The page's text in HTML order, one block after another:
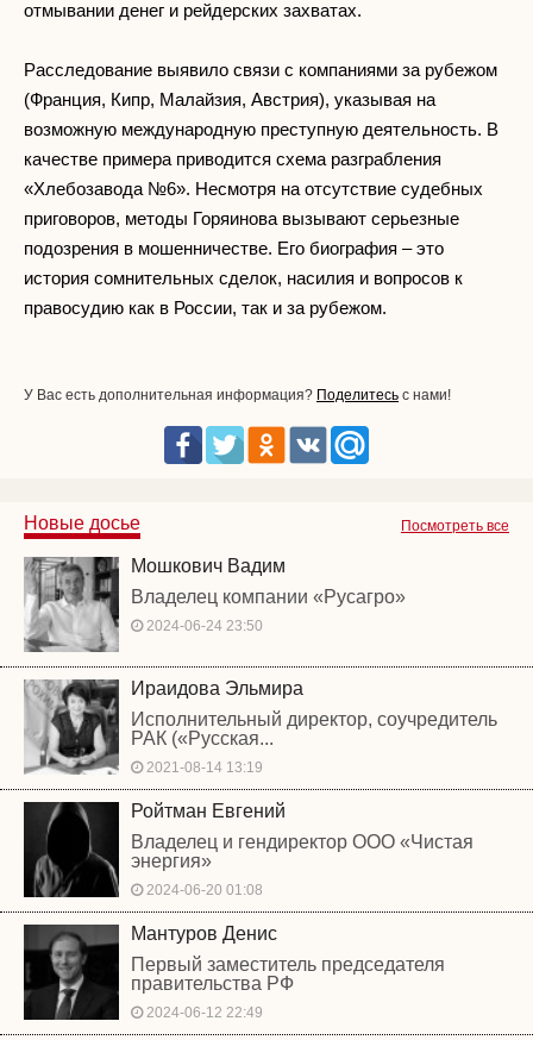
отмывании денег и рейдерских захватах.
Расследование выявило связи с компаниями за рубежом
(Франция, Кипр, Малайзия, Австрия), указывая на
возможную международную преступную деятельность. В
качестве примера приводится схема разграбления
«Хлебозавода №6». Несмотря на отсутствие судебных
приговоров, методы Горяинова вызывают серьезные
подозрения в мошенничестве. Его биография – это
история сомнительных сделок, насилия и вопросов к
правосудию как в России, так и за рубежом.
У Вас есть дополнительная информация? Поделитесь с нами!
Посмотреть все
Новые досье
Мошкович Вадим
Владелец компании «Русагро»
2024-06-24 23:50
Ираидова Эльмира
Исполнительный директор, соучредитель
РАК («Русская...
2021-08-14 13:19
Ройтман Евгений
Владелец и гендиректор ООО «Чистая
энергия»
2024-06-20 01:08
Мантуров Денис
Первый заместитель председателя
правительства РФ
2024-06-12 22:49